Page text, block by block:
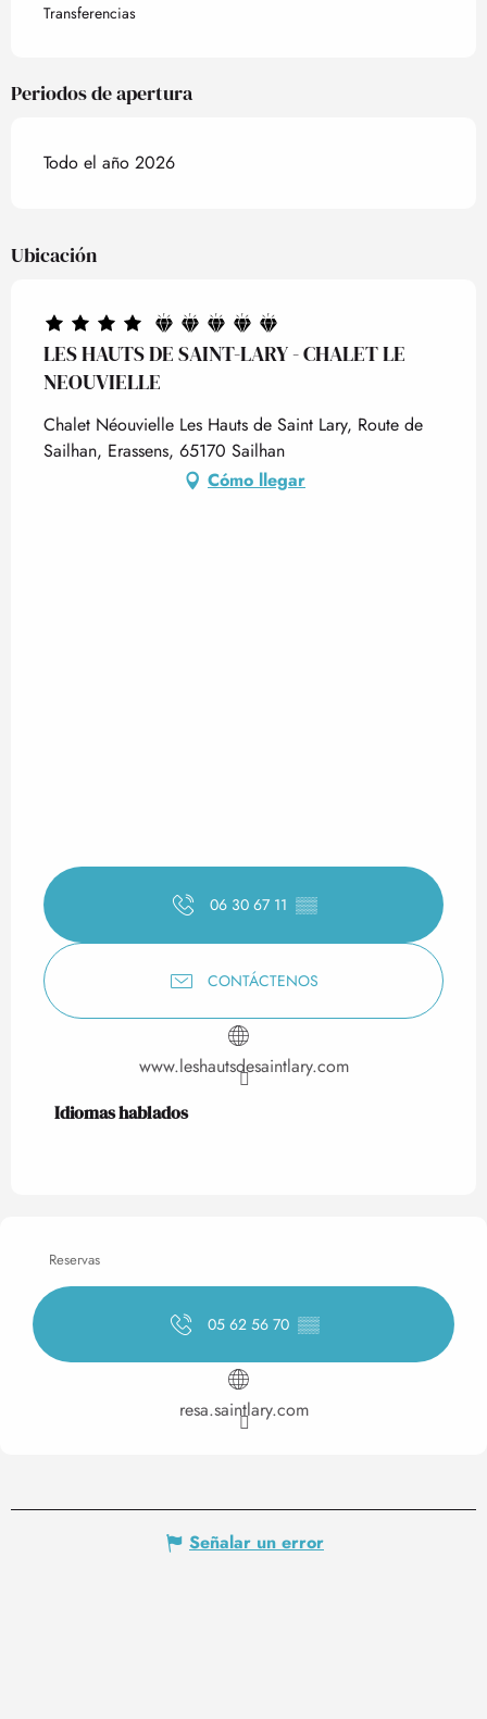
Transferencias
Periodos de apertura
Todo el año 2026
Ubicación
LES HAUTS DE SAINT-LARY - CHALET LE
NEOUVIELLE
Chalet Néouvielle Les Hauts de Saint Lary, Route de
Sailhan, Erassens, 65170 Sailhan
Cómo llegar
06 30 67 11 ▒▒
CONTÁCTENOS
www.leshautsdesaintlary.com
Idiomas hablados
Idiomas hablados
Reservas
05 62 56 70 ▒▒
resa.saintlary.com
Señalar un error